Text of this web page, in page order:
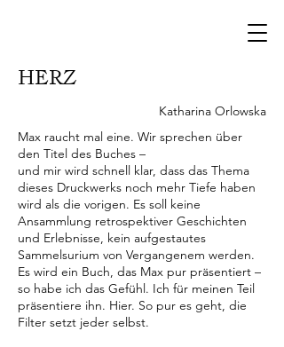
HERZ
Katharina Orlowska
Max raucht mal eine. Wir sprechen über
den Titel des Buches –
und mir wird schnell klar, dass das Thema
dieses Druckwerks noch mehr Tiefe haben
wird als die vorigen. Es soll keine
Ansammlung retrospektiver Geschichten
und Erlebnisse, kein aufgestautes
Sammelsurium von Vergangenem werden.
Es wird ein Buch, das Max pur präsentiert –
so habe ich das Gefühl. Ich für meinen Teil
präsentiere ihn. Hier. So pur es geht, die
Filter setzt jeder selbst.